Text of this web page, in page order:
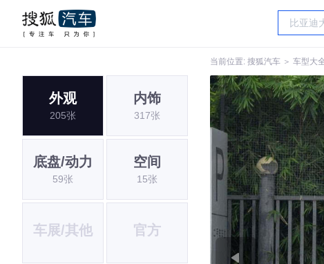
当前位置: 搜狐汽车 ＞ 车型大
外观
205张
内饰
317张
底盘/动力
59张
空间
15张
车展/其他 官方